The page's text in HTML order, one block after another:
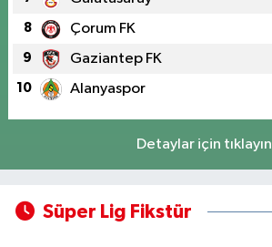
8 Çorum FK
9 Gaziantep FK
10 Alanyaspor
Detaylar için tıklayın
Süper Lig Fikstür